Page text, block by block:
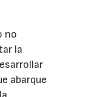
no
la
abarque